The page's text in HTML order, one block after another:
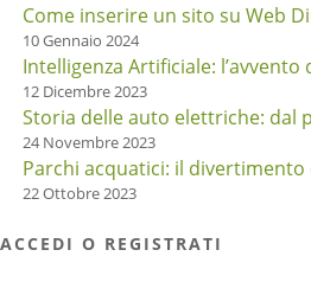
Come inserire un sito su Web
10 Gennaio 2024
Intelligenza Artificiale:
12 Dicembre 2023
Storia delle auto elettriche: dal
24 Novembre 2023
Parchi acquatici: il
22 Ottobre 2023
ACCEDI O REGISTRATI